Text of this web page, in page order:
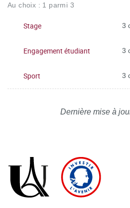
Au choix : 1 parmi 3
Stage 3
Engagement étudiant 3
Sport 3
Dernière mise à